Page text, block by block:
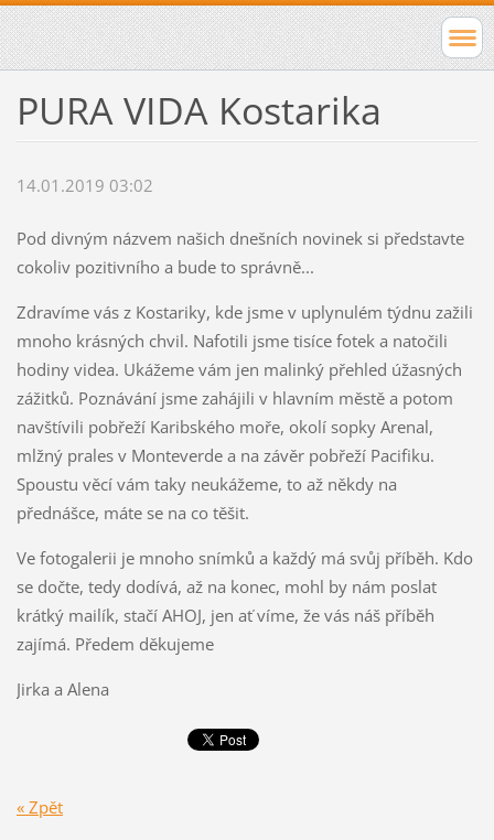
PURA VIDA Kostarika
14.01.2019 03:02
Pod divným názvem našich dnešních novinek si představte
cokoliv pozitivního a bude to správně...
Zdravíme vás z Kostariky, kde jsme v uplynulém týdnu zažili
mnoho krásných chvil. Nafotili jsme tisíce fotek a natočili
hodiny videa. Ukážeme vám jen malinký přehled úžasných
zážitků. Poznávání jsme zahájili v hlavním městě a potom
navštívili pobřeží Karibského moře, okolí sopky Arenal,
mlžný prales v Monteverde a na závěr pobřeží Pacifiku.
Spoustu věcí vám taky neukážeme, to až někdy na
přednášce, máte se na co těšit.
Ve fotogalerii je mnoho snímků a každý má svůj příběh. Kdo
se dočte, tedy dodívá, až na konec, mohl by nám poslat
krátký mailík, stačí AHOJ, jen ať víme, že vás náš příběh
zajímá. Předem děkujeme
Jirka a Alena
« Zpět